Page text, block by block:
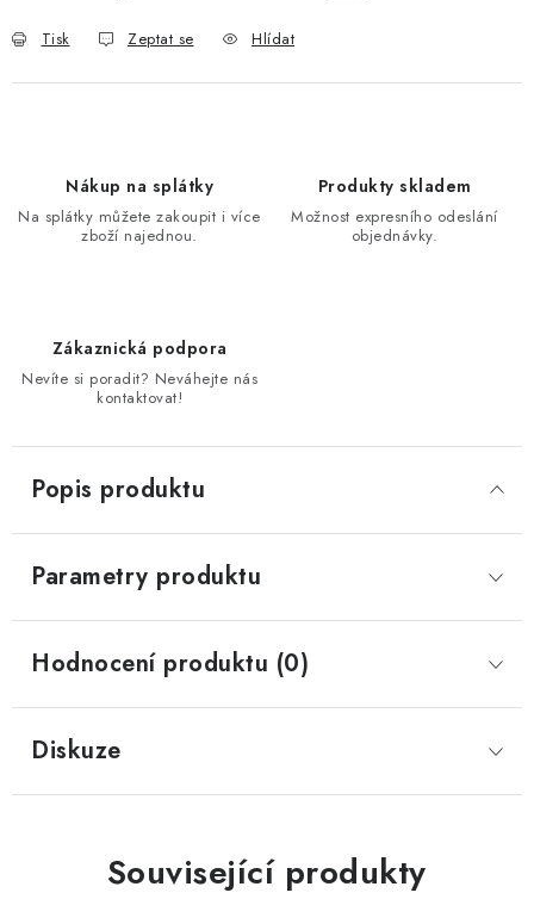
Tisk Zeptat se Hlídat
Nákup na splátky
Na splátky můžete zakoupit i více
zboží najednou.
Produkty skladem
Možnost expresního odeslání
objednávky.
Zákaznická podpora
Nevíte si poradit? Neváhejte nás
kontaktovat!
Popis produktu
Parametry produktu
Hodnocení produktu (0)
Diskuze
Související produkty